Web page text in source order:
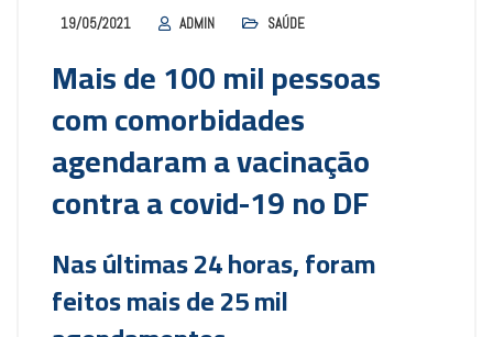
19/05/2021 ADMIN SAÚDE
Mais de 100 mil pessoas
com comorbidades
agendaram a vacinação
contra a covid-19 no DF
Nas últimas 24 horas, foram
feitos mais de 25 mil